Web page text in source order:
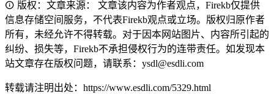
版权：文章来源： 文章该内容为作者观点，Firekb仅提供
信息存储空间服务，不代表Firekb观点或立场。版权归原作者
所有，未经允许不得转载。对于因本网站图片、内容所引起的
纠纷、损失等，Firekb不承担侵权行为的连带责任。如发现本
站文章存在版权问题，请联系：ysdl@esdli.com
转载请注明出处：https://www.esdli.com/5329.html